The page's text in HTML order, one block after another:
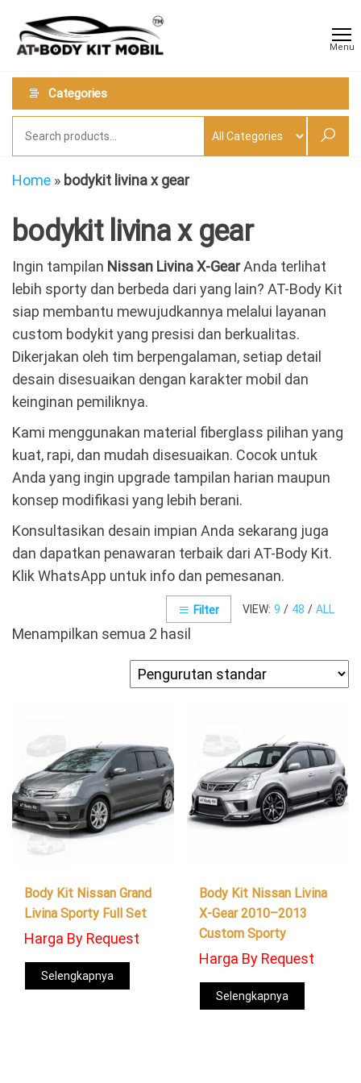
the
content
Kit
Mobil
Menu
Categories
Home » bodykit livina x gear
bodykit livina x gear
Ingin tampilan Nissan Livina X-GearAnda terlihat
lebih sporty dan berbeda dari yang lain? AT-Body Kit
siap membantu mewujudkannya melalui layanan
custom bodykit yang presisi dan berkualitas.
Dikerjakan oleh tim berpengalaman, setiap detail
desain disesuaikan dengan karakter mobil dan
keinginan pemiliknya.
Kami menggunakan material fiberglass pilihan yang
kuat, rapi, dan mudah disesuaikan. Cocok untuk
Anda yang ingin upgrade tampilan harian maupun
konsep modifikasi yang lebih berani.
Konsultasikan desain impian Anda sekarang juga
dan dapatkan penawaran terbaik dari AT-Body Kit.
Klik WhatsApp untuk info dan pemesanan.
VIEW: 9 / 48 / ALL
Filter
Menampilkan semua 2 hasil
Body Kit Nissan Grand
Livina Sporty Full Set
Harga By Request
Selengkapnya
Body Kit Nissan Livina
X-Gear 2010–2013
Custom Sporty
Harga By Request
Selengkapnya